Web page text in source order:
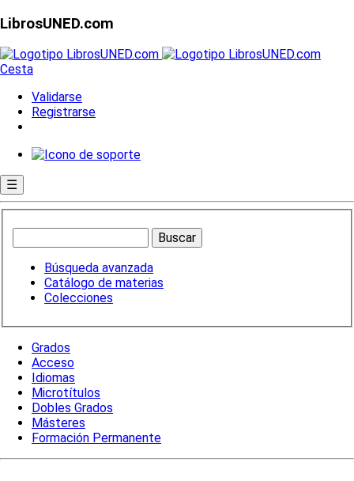
LibrosUNED.com
Cesta
Validarse
Registrarse
☰
Búsqueda avanzada
Catálogo de materias
Colecciones
Grados
Acceso
Idiomas
Microtítulos
Dobles Grados
Másteres
Formación Permanente